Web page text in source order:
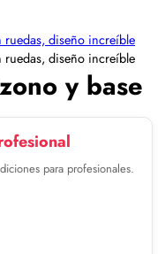
y base
para profesionales.